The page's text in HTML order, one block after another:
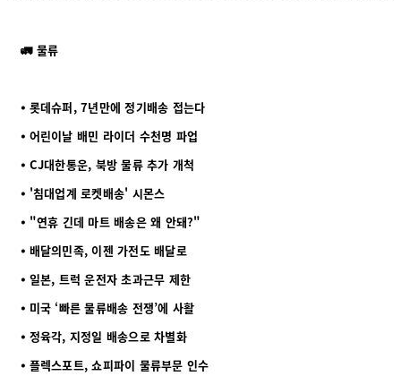
🚛 물류
⦁ 롯데슈퍼, 7년만에 정기배송 접는다
⦁ 어린이날 배민 라이더 수천명 파업
⦁ CJ대한통운, 북방 물류 추가 개척
⦁ '침대업계 로켓배송' 시몬스
⦁ "연휴 긴데 마트 배송은 왜 안돼?"
⦁ 배달의민족, 이젠 가전도 배달로
⦁ 일본, 트럭 운전자 초과근무 제한
⦁ 미국 ‘빠른 물류배송 전쟁’에 사활
⦁ 정육각, 지정일 배송으로 차별화
⦁ 플렉스포트, 쇼피파이 물류부문 인수